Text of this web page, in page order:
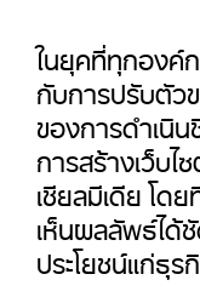
ในยุคที่ทุกองค์
กับการปรับตัว
ของการดำเนิ
การสร้างเว็บ
เชียลมีเดีย โด
เห็นผลลัพธ์ได้
ประโยชน์แก่ธุร